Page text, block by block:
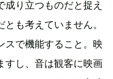
り立つものだと捉え
も考えていません。
スで機能すること。映
すし、音は観客に映画